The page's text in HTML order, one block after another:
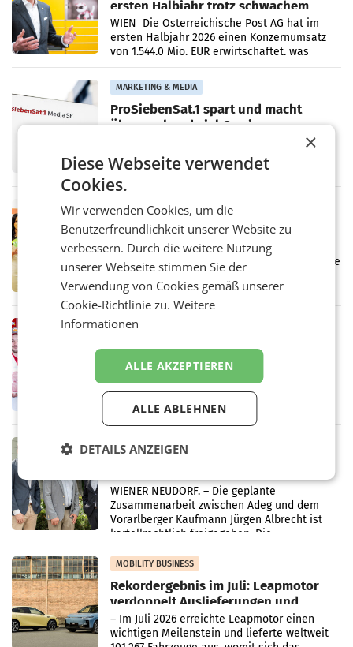
ersten Halbjahr trotz schwachem
Briefgeschäft
WIEN Die Österreichische Post AG hat im
ersten Halbjahr 2026 einen Konzernumsatz
von 1.544,0 Mio. EUR erwirtschaftet, was
einem Plus von 3,8 Prozent gegenüber dem
Vergleichszeitraum
MARKETING & MEDIA
ProSiebenSat.1 spart und macht
überraschend viel Gewinn
UNTERFÖHRING/MAILAND/AMSTERDAM. Der
Frühjahr dank Kostensenkungen operativ
wieder Gewinn gemacht und die
Markterwartung deutlich übertroffen.
RETAIL
Eine Bühne für Zirkularität: ARA und
Müller informieren am POS über
Kreislauffähigkeit
Über den gesamten August hinweg rücken die
Altstoff Recycling Austria AG (ARA) und der
Handelskonzern Müller die Initiative
„Kreislauf-Helden“ in allen österreichischen
RETAIL
Penny modernisiert zwei Filialen in
Ober- und Niederösterreich
WIENER NEUDORF. – Im Rahmen einer
laufenden Modernisierungsoffensive
erneuert Penny zwei Filialen in Nieder- und
Oberösterreich. Die beiden Standorte liegen
RETAIL
Albrecht setzt ab 1.1.2027 auf Adeg
WIENER NEUDORF. – Die geplante
Zusammenarbeit zwischen Adeg und dem
Vorarlberger Kaufmann Jürgen Albrecht ist
kartellrechtlich freigegeben: Die
Bundeswettbewerbsbehörde und der
Bundeskartellanwalt
MOBILITY BUSINESS
Rekordergebnis im Juli: Leapmotor
verdoppelt Auslieferungen und
überschreitet die 100.000er-Marke
– Im Juli 2026 erreichte Leapmotor einen
wichtigen Meilenstein und lieferte weltweit
×
Diese Webseite verwendet
Cookies.
Wir verwenden Cookies, um die
Benutzerfreundlichkeit unserer Website zu
verbessern. Durch die weitere Nutzung
unserer Webseite stimmen Sie der
Verwendung von Cookies gemäß unserer
Cookie-Richtlinie zu.Weitere
Informationen
ALLE AKZEPTIEREN
ALLE ABLEHNEN
DETAILS ANZEIGEN